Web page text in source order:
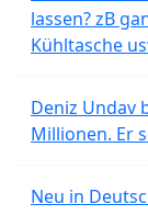
lassen? zB
Kühltasche
Deniz Undav
Millionen. Er
Neu in